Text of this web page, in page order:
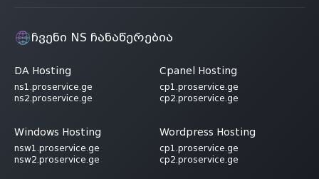
ჩვენი NS ჩანაწერებია
DA Hosting
ns1.proservice.ge
ns2.proservice.ge
Cpanel Hosting
cp1.proservice.ge
cp2.proservice.ge
Windows Hosting
nsw1.proservice.ge
nsw2.proservice.ge
Wordpress Hosting
cp1.proservice.ge
cp2.proservice.ge